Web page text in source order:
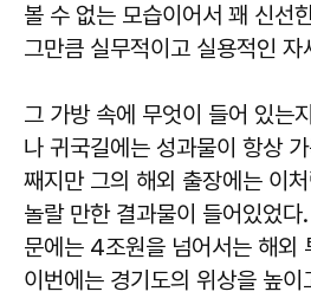
볼 수 없는 모습이어서 꽤 신선
그만큼 실무적이고 실용적인
그 가방 속에 무엇이 들어 있는
나 귀국길에는 성과물이 항상
째지만 그의 해외 출장에는 이
놀랄 만한 결과물이 들어있었
문에는 4조원을 넘어서는 해외
이번에는 경기도의 위상을 높